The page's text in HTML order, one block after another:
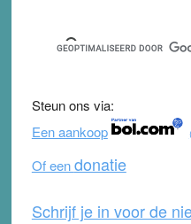
c
e
b
o
o
k
tt
er
u
T
b
e
d
Steun ons via:
Een aankoop
Of eendonatie
Schrijf je in voor de